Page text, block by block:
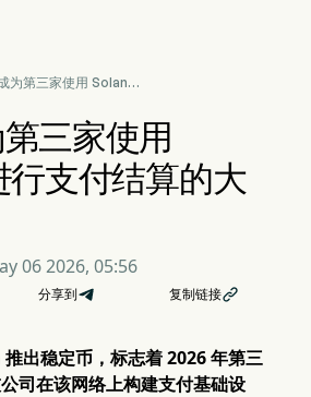
为第三家使用 Solana
三家使用
支付结算的大
06 2026, 05:56
分享到 复制链接
出稳定币，标志着 2026 年第三
司在该网络上构建支付基础设